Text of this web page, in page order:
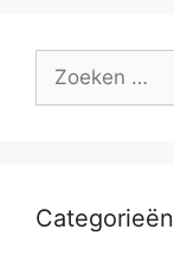
Zoek
Categorieën